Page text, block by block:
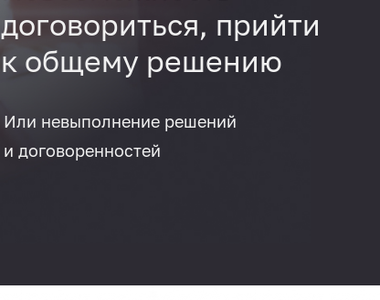
договориться, прийти
к общему решению
Или невыполнение решений
и договоренностей